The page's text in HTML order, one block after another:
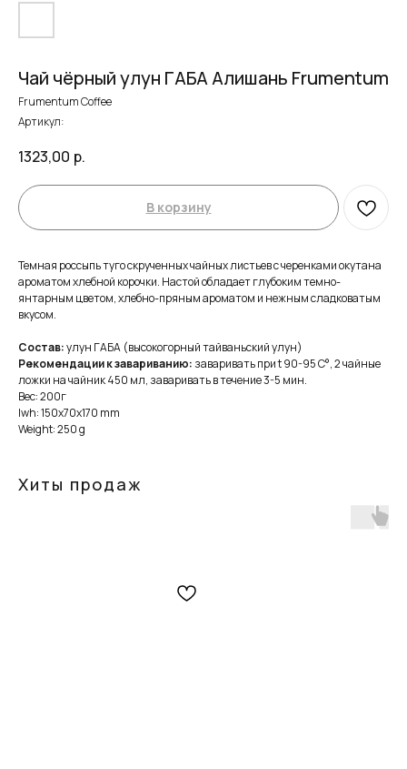
Чай чёрный улун ГАБА Алишань Frumentum
Frumentum Coffee
Артикул:
1323,00 р.
В корзину
Темная россыпь туго скрученных чайных листьев с черенками окутана
ароматом хлебной корочки. Настой обладает глубоким темно-
янтарным цветом, хлебно-пряным ароматом и нежным сладковатым
вкусом.
Состав:улун ГАБА (высокогорный тайваньский улун)
Рекомендации к завариванию:заваривать при t 90-95 C°, 2 чайные
ложки на чайник 450 мл, заваривать в течение 3-5 мин.
Вес: 200г
lwh: 150x70x170 mm
Weight: 250 g
Хиты продаж